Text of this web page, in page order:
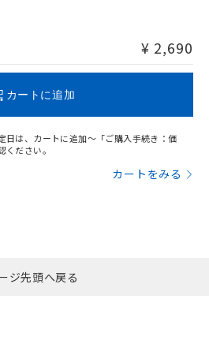
する可能性があります。
¥ 2,690
カートに追加
日は、カートに追加～「ご購入手続き：価
ださい。
カートをみる
ジ先頭へ戻る